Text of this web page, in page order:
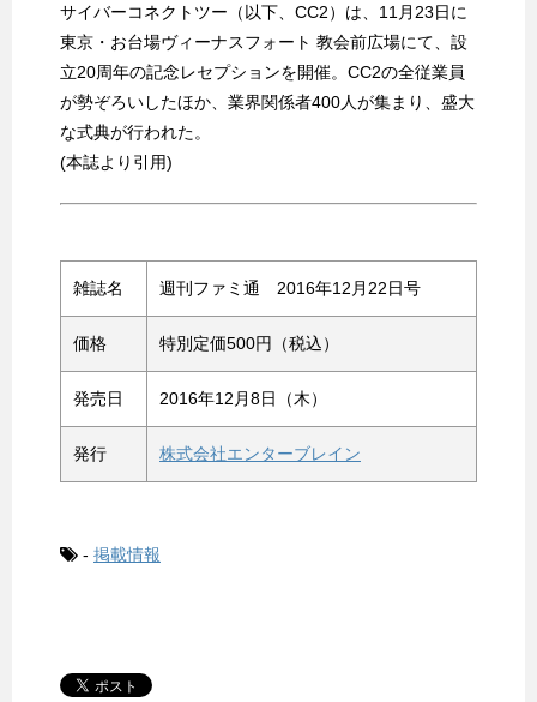
サイバーコネクトツー（以下、CC2）は、11月23日に
東京・お台場ヴィーナスフォート 教会前広場にて、設
立20周年の記念レセプションを開催。CC2の全従業員
が勢ぞろいしたほか、業界関係者400人が集まり、盛大
な式典が行われた。
(本誌より引用)
雑誌名 週刊ファミ通 2016年12月22日号
価格 特別定価500円（税込）
発売日 2016年12月8日（木）
発行 株式会社エンターブレイン
- 掲載情報